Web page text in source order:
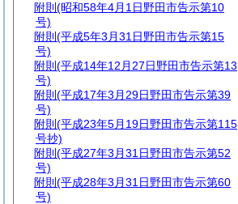
附則 (昭和58年4月1日野田市告示第10
号)
附則 (平成5年3月31日野田市告示第15
号)
附則 (平成14年12月27日野田市告示第13
号)
附則 (平成17年3月29日野田市告示第39
号)
附則 (平成23年5月19日野田市告示第115
号抄)
附則 (平成27年3月31日野田市告示第52
号)
附則 (平成28年3月31日野田市告示第60
号)